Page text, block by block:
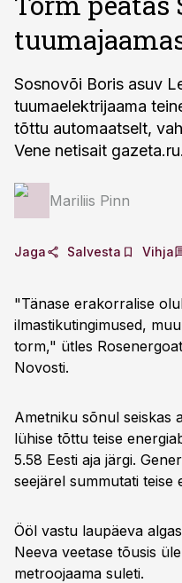
Sosnovõi Boris asuv
tuumaelektrijaama
tõttu automaatselt,
Vene netisait gazeta.ru.
Mariliis Pinn
Jaga Salvesta Vihja
"Tänase erakorralise
ilmastikutingimused,
torm," ütles
Novosti.
Ametniku sõnul seiskas
lühise tõttu teise
5.58 Eesti aja järgi.
seejärel summutati teise
Ööl vastu laupäeva
Neeva veetase tõusis
metroojaama suleti.